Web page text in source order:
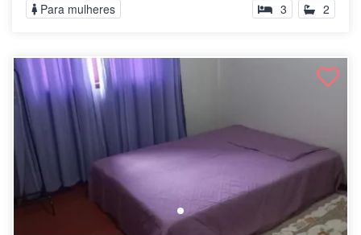
Para mulheres 3 2